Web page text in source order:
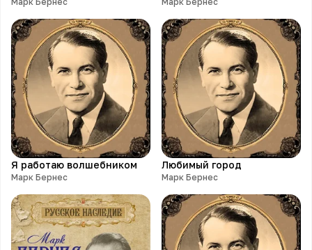
Я работаю волшебником
Марк Бернес
Любимый город
Марк Бернес